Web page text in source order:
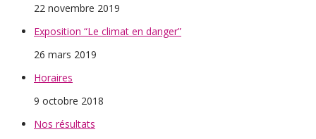
22 novembre 2019
Exposition “Le climat en danger”
26 mars 2019
Horaires
9 octobre 2018
Nos résultats